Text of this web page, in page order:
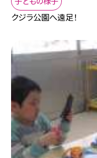
クジラ公園へ遠足！